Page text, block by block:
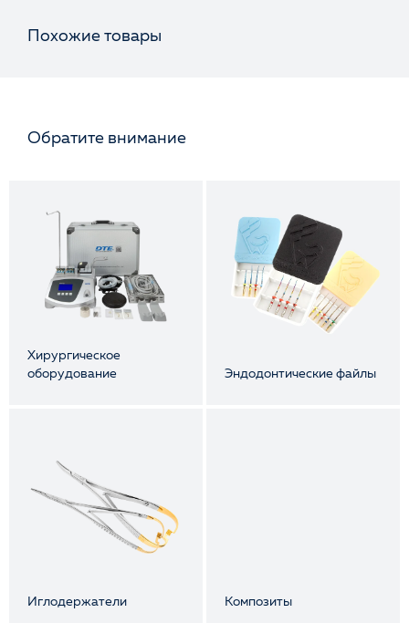
Похожие товары
Обратите внимание
Хирургическое
оборудование
Эндодонтические файлы
Иглодержатели Композиты